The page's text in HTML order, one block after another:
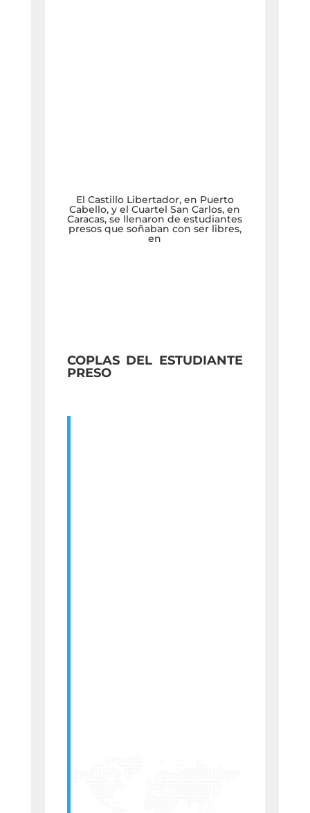
El Castillo Libertador, en Puerto
Cabello, y el Cuartel San Carlos, en
Caracas, se llenaron de estudiantes
presos que soñaban con ser libres,
en
COPLAS DEL ESTUDIANTE
PRESO